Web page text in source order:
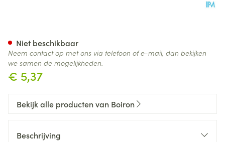
€ 5,37
Niet beschikbaar
Neem contact op met ons via telefoon of e-mail, dan bekijken
we samen de mogelijkheden.
Bekijk alle producten van Boiron
Beschrijving